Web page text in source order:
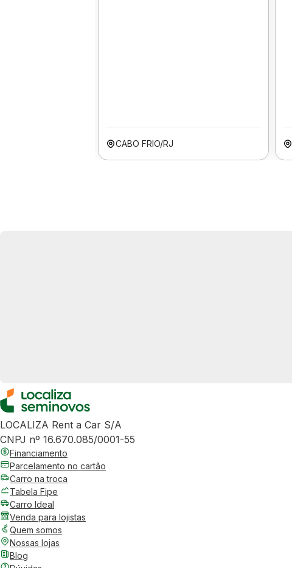
CABO FRIO/RJ
LOCALIZA Rent a Car S/A
CNPJ nº 16.670.085/0001-55
Financiamento
Parcelamento no cartão
Carro na troca
Tabela Fipe
Carro Ideal
Venda para lojistas
Quem somos
Nossas lojas
Blog